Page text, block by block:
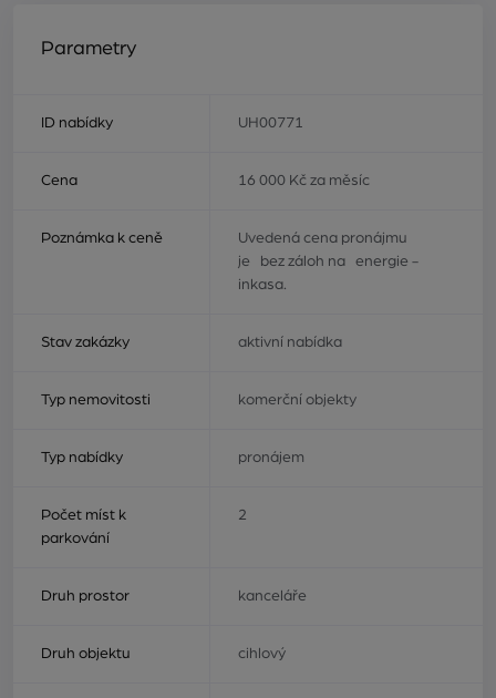
Parametry
ID nabídky UH00771
Cena 16 000 Kč za měsíc
Poznámka k ceně
Uvedená cena pronájmu
je bez záloh na energie -
inkasa.
Stav zakázky aktivní nabídka
Typ nemovitosti komerční objekty
Typ nabídky pronájem
Počet míst k
parkování
2
Druh prostor kanceláře
Druh objektu cihlový